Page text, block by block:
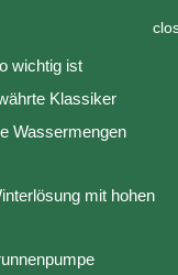
wichtig ist
Klassiker
Wassermengen
mit hohen